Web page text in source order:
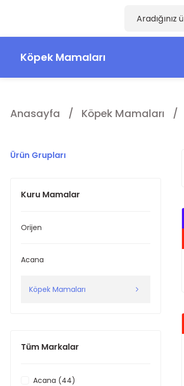
Köpek Mamaları
Anasayfa Köpek Mamaları
Ürün Grupları
Kuru Mamalar
Orijen
Acana
Köpek Mamaları
Tüm Markalar
Acana (44)